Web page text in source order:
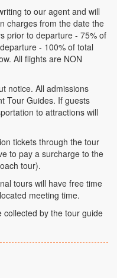
to our agent and will
charges from the date the
prior to departure - 75% of
- 100% of total
All flights are NON
notice. All admissions
Tour Guides. If guests
to attractions will
tickets through the tour
to pay a surcharge to the
tour).
tours will have free time
meeting time.
by the tour guide